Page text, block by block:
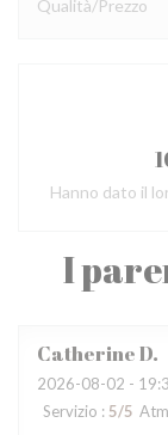
I
CatherineD
2026-08-02 -
Servizio : 5/5
Qualità/Prezzo
Hanno dato il